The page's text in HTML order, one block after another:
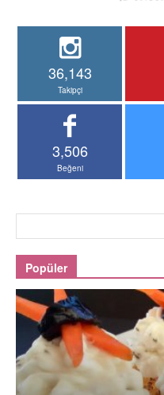
36,143
Takipçi
3,506
Beğeni
Popüler